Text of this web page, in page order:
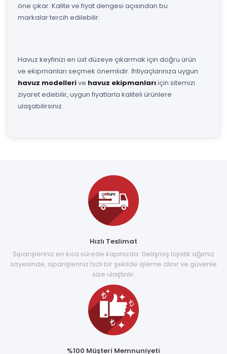
öne çıkar. Kalite ve fiyat dengesi açısından bu
markalar tercih edilebilir.
Havuz keyfinizi en üst düzeye çıkarmak için doğru ürün
ve ekipmanları seçmek önemlidir. İhtiyaçlarınıza uygun
havuz modellerive havuz ekipmanlarıiçin sitemizi
ziyaret edebilir, uygun fiyatlarla kaliteli ürünlere
ulaşabilirsiniz.
Hızlı Teslimat
Siparişleriniz en kısa sürede kapınızda. Gelişmiş lojistik ağımız
sayesinde, siparişleriniz hızlı bir şekilde işleme alınır ve güvenle
size ulaştırılır.
%100 Müşteri Memnuniyeti